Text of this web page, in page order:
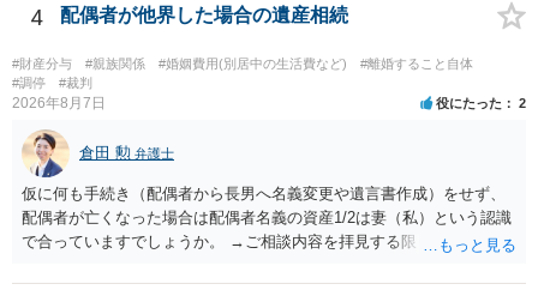
4 配偶者が他界した場合の遺産相続
#財産分与 #親族関係 #婚姻費用(別居中の生活費など)
#離婚すること自体
#調停
#裁判
2026年8月7日 役にたった 2
倉田 勲 弁護士
仮に何も手続き（配偶者から長男へ名義変更や遺言書作成）をせず、
配偶者が亡くなった場合は配偶者名義の資産1/2は妻（私）という認識
で合っていますでしょうか。 →ご相談内容を拝見する限りでは、その
完全に所有する場合は、他の相続人に対して自宅の評価額の１/２の代